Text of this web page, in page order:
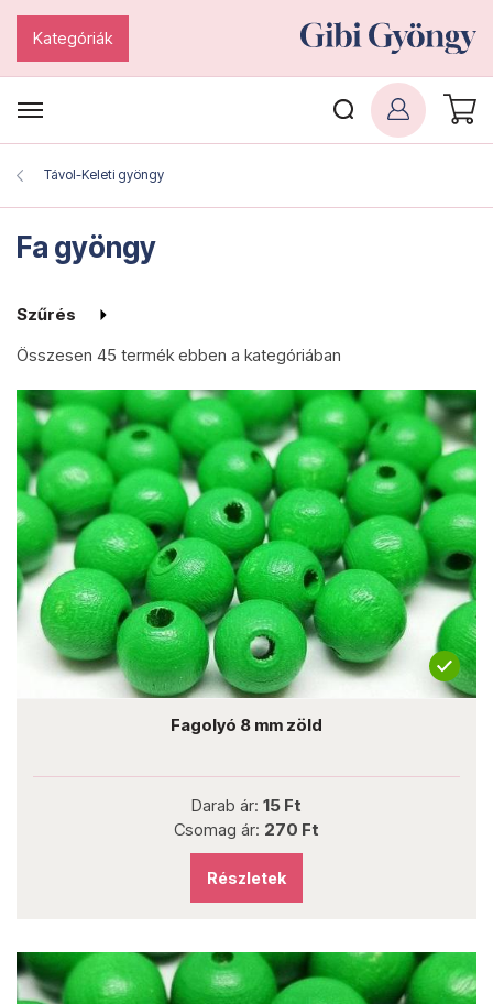
Kategóriák
Távol-Keleti gyöngy
Fa gyöngy
Szűrés
Összesen 45 termékebben a kategóriában
Fagolyó 8 mm zöld
Darab ár: 15 Ft
Csomag ár: 270 Ft
Részletek